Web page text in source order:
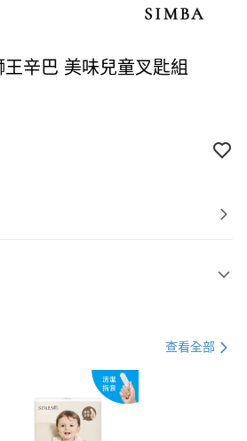
王辛巴 美味兒童叉匙組
查看全部